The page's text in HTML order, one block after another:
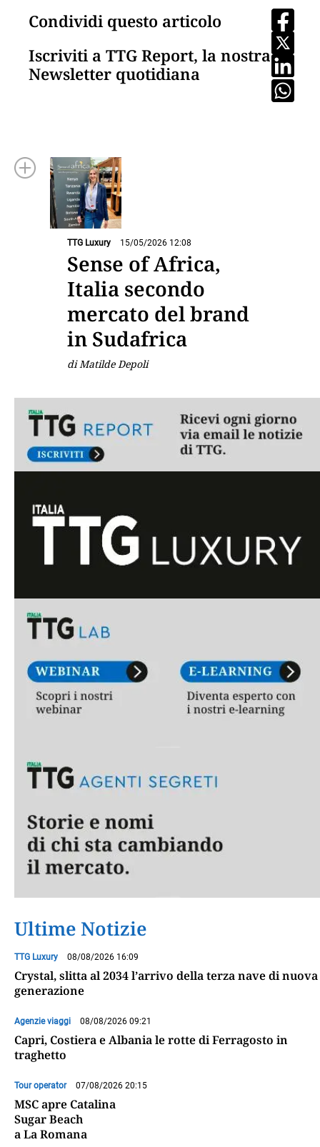
Condividi questo articolo
Iscriviti a TTG Report, la nostra
Newsletter quotidiana
TTG Luxury 15/05/2026 12:08
Sense of Africa,
Italia secondo
mercato del brand
in Sudafrica
di Matilde Depoli
Ultime Notizie
TTG Luxury 08/08/2026 16:09
Crystal, slitta al 2034 l’arrivo della terza nave di nuova
generazione
Agenzie viaggi 08/08/2026 09:21
Capri, Costiera e Albania le rotte di Ferragosto in
traghetto
Tour operator 07/08/2026 20:15
MSC apre Catalina
Sugar Beach
a La Romana